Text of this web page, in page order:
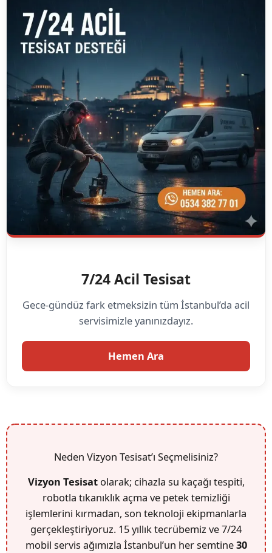
7/24 Acil Tesisat
Gece-gündüz fark etmeksizin tüm İstanbul’da acil
servisimizle yanınızdayız.
Hemen Ara
Neden Vizyon Tesisat’ı Seçmelisiniz?
Vizyon Tesisatolarak; cihazla su kaçağı tespiti,
robotla tıkanıklık açma ve petek temizliği
işlemlerini kırmadan, son teknoloji ekipmanlarla
gerçekleştiriyoruz. 15 yıllık tecrübemiz ve 7/24
mobil servis ağımızla İstanbul’un her semtine30